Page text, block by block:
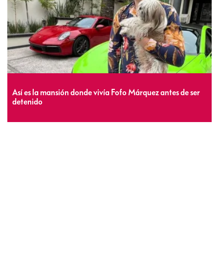
Así es la mansión donde vivía Fofo Márquez antes de ser
detenido